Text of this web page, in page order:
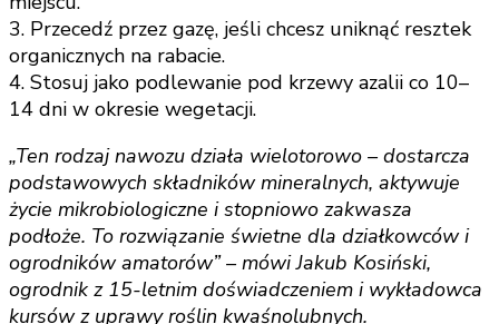
3. Przecedź przez gazę, jeśli chcesz uniknąć resztek
organicznych na rabacie.
4. Stosuj jako podlewanie pod krzewy azalii co 10–
14 dni w okresie wegetacji.
„Ten rodzaj nawozu działa wielotorowo – dostarcza
podstawowych składników mineralnych, aktywuje
życie mikrobiologiczne i stopniowo zakwasza
podłoże. To rozwiązanie świetne dla działkowców i
ogrodników amatorów” – mówi Jakub Kosiński,
ogrodnik z 15-letnim doświadczeniem i wykładowca
kursów z uprawy roślin kwaśnolubnych.